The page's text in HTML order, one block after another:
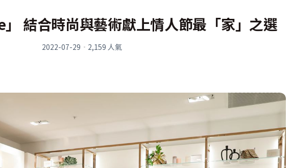
結合時尚與藝術獻上情人節最「家」之選
2022-07-29 · 2,159 人氣